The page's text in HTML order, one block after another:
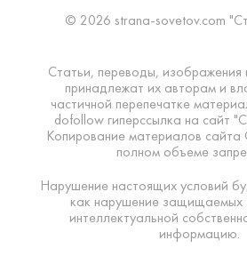
© 2026 strana-sovetov.com
Статьи, переводы, изображения
принадлежат их авторам и
частичной перепечатке
dofollow гиперссылка на сайт
Копирование материалов сайта
полном объеме
Нарушение настоящих условий
как нарушение защищаемых
интеллектуальной
информацию.